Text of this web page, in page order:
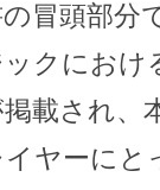
冒頭部分
ックにおけ
載され、
イヤーにと